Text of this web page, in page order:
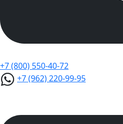
+7 (800) 550-40-72
+7 (962) 220-99-95